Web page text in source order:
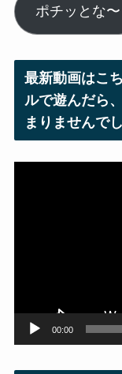
ル
ア
ス
ポチッとな〜
最新動画はこ
ルで遊んだら
まりませんで
00:00